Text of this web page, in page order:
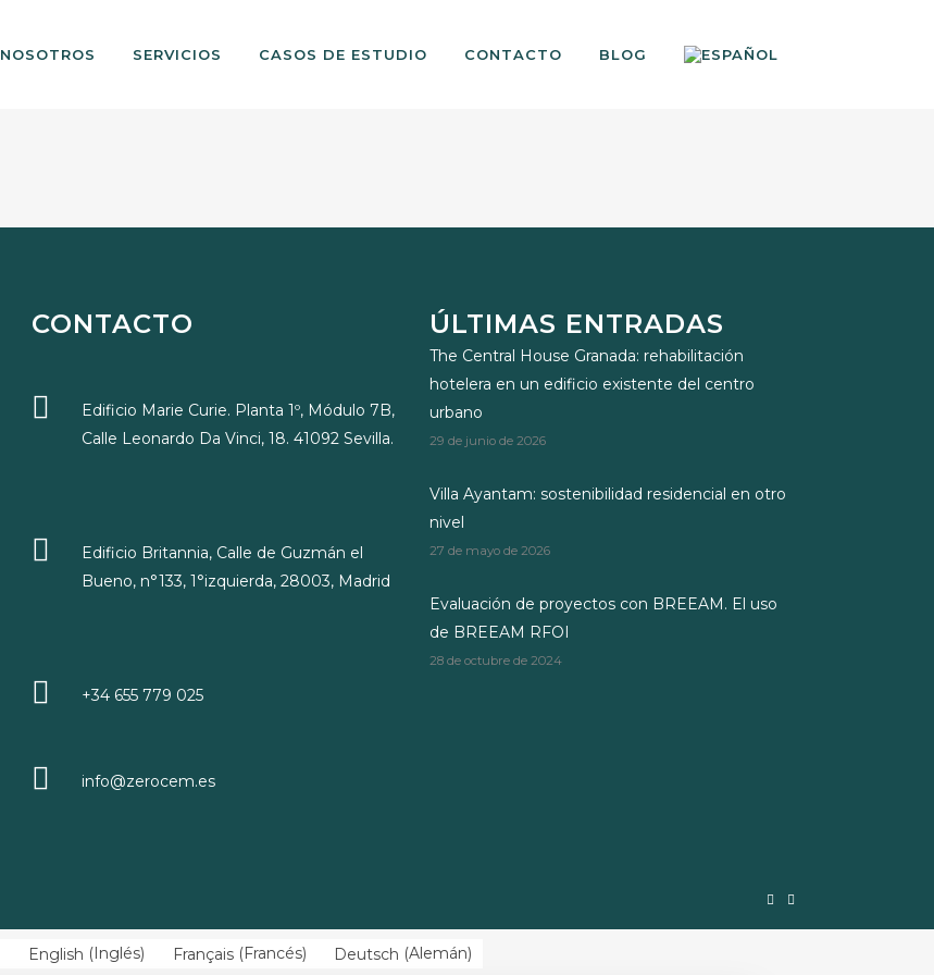
NOSOTROS SERVICIOS CASOS DE ESTUDIO CONTACTO BLOG
CONTACTO
Edificio Marie Curie. Planta 1º, Módulo 7B,
Calle Leonardo Da Vinci, 18. 41092 Sevilla.
Edificio Britannia, Calle de Guzmán el
Bueno, n°133, 1°izquierda, 28003, Madrid
+34 655 779 025
info@zerocem.es
ÚLTIMAS ENTRADAS
The Central House Granada: rehabilitación
hotelera en un edificio existente del centro
urbano
29 de junio de 2026
Villa Ayantam: sostenibilidad residencial en otro
nivel
27 de mayo de 2026
Evaluación de proyectos con BREEAM. El uso
de BREEAM RFOI
28 de octubre de 2024
English (Inglés) Français(Francés) Deutsch (Alemán)